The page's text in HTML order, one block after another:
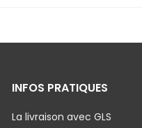
INFOS PRATIQUES
La livraison avec GLS